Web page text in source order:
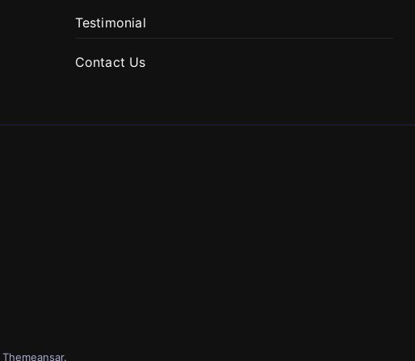
Testimonial
Contact Us
Themeansar.